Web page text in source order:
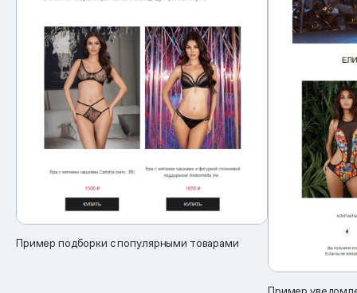
Пример подборки с популярными товарами